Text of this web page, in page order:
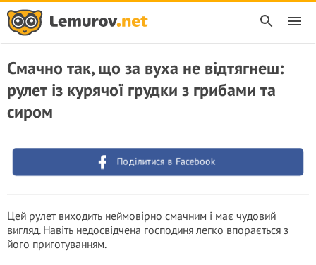
Смачно так, що за вуха не відтягнеш:
рулет із курячої грудки з грибами та
сиром
Поділитися в Facebook
Цей рулет виходить неймовірно смачним і має чудовий
вигляд. Навіть недосвідчена господиня легко впорається з
його приготуванням.